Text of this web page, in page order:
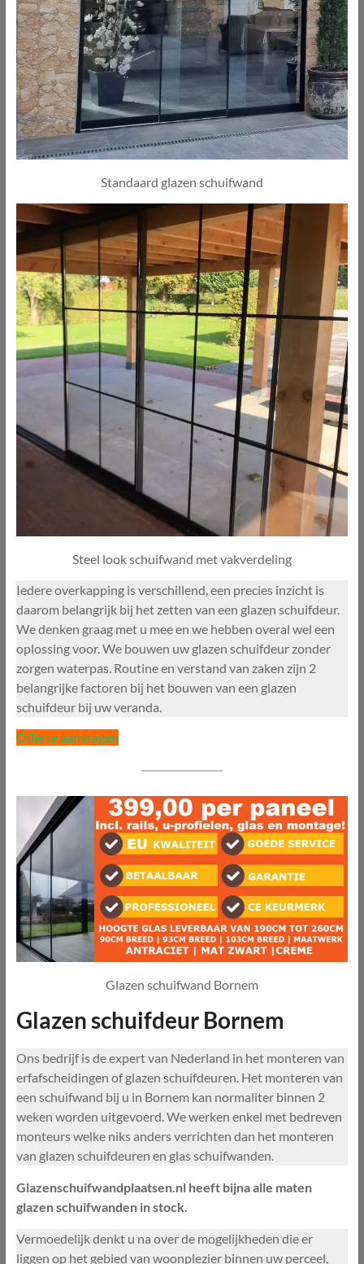
Standaard glazen schuifwand
Steel look schuifwand met vakverdeling
Iedere overkapping is verschillend, een precies inzicht is
daarom belangrijk bij het zetten van een glazen schuifdeur.
We denken graag met u mee en we hebben overal wel een
oplossing voor. We bouwen uw glazen schuifdeur zonder
zorgen waterpas. Routine en verstand van zaken zijn 2
belangrijke factoren bij het bouwen van een glazen
schuifdeur bij uw veranda.
Offerte aanvragen
Glazen schuifwand Bornem
Glazen schuifdeur Bornem
Ons bedrijf is de expert van Nederland in het monteren van
erfafscheidingen of glazen schuifdeuren. Het monteren van
een schuifwand bij u in Bornem kan normaliter binnen 2
weken worden uitgevoerd. We werken enkel met bedreven
monteurs welke niks anders verrichten dan het monteren
van glazen schuifdeuren en glas schuifwanden.
Glazenschuifwandplaatsen.nl heeft bijna alle maten
glazen schuifwanden in stock.
Vermoedelijk denkt u na over de mogelijkheden die er
liggen op het gebied van woonplezier binnen uw perceel,